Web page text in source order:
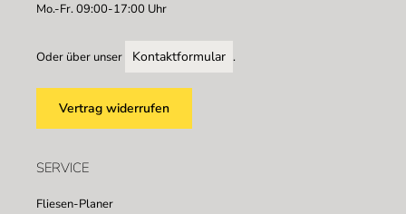
Mo.-Fr. 09:00-17:00 Uhr
Oder über unser Kontaktformular .
Vertrag widerrufen
SERVICE
Fliesen-Planer